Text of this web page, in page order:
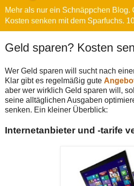
Mehr als nur ein Schnäppchen Blog.
Kosten senken mit dem Sparfuchs.
Geld sparen? Kosten
Wer Geld sparen will sucht nach
Klar gibt es regelmäßig gute
aber wer wirklich Geld sparen will,
seine alltäglichen Ausgaben
senken. Ein kleiner Überblick:
Internetanbieter und -tarife